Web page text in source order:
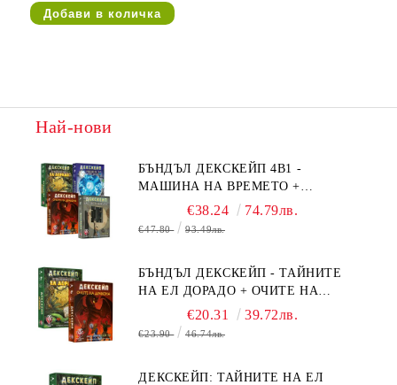
Най-нови
БЪНДЪЛ ДЕКСКЕЙП 4В1 -
МАШИНА НА ВРЕМЕТО +
БЯГСТВО ОТ АЛКАТРАЗ +
ТАЙНИТЕ НА ЕЛ ДОРАДО +
€38.24 74.79лв.
€47.80 93.49лв.
БЪНДЪЛ ДЕКСКЕЙП - ТАЙНИТЕ
НА ЕЛ ДОРАДО + ОЧИТЕ НА
ДРАКОНА€20.31 39.72лв.
€23.90 46.74лв.
ДЕКСКЕЙП: ТАЙНИТЕ НА ЕЛ